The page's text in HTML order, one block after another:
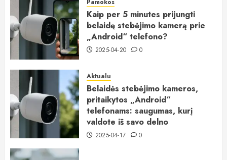
Pamokos
Kaip per 5 minutes prijungti
belaidę stebėjimo kamerą prie
„Android“ telefono?
2025-04-20 0
Aktualu
Belaidės stebėjimo kameros,
pritaikytos „Android“
telefonams: saugumas, kurį
valdote iš savo delno
2025-04-17 0